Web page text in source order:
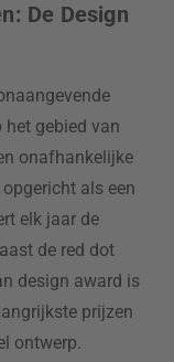
De Design
gebied van
onafhankelijke
als een
elk jaar de
de red dot
design award is
prijzen
ontwerp.